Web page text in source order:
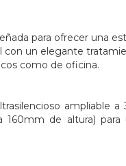
para ofrecer una
con un elegante
como de oficina.
ampliable a
de altura) para